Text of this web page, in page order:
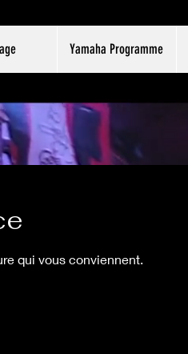
Yamaha Programme
qui vous conviennent.